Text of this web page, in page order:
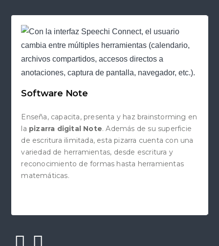
Software Note
Enseña, capacita, presenta y haz brainstorming en
la pizarra digital Note. Además de su superficie
de escritura ilimitada, esta pizarra cuenta con una
variedad de herramientas, desde escritura y
reconocimiento de formas hasta herramientas
matemáticas.